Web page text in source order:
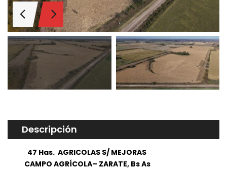
Descripción
47 Has. AGRICOLAS S/ MEJORAS
CAMPO AGRÍCOLA– ZARATE, Bs As